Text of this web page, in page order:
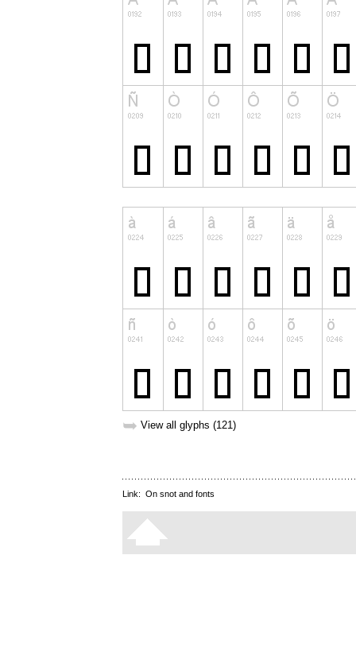
➥ View all glyphs (121)
Link: On snot and fonts